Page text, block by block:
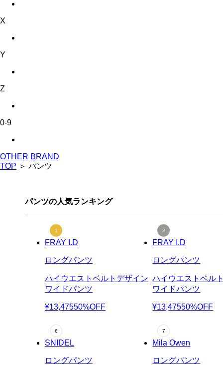
X
Y
Z
0-9
OTHER BRAND
TOP ＞ パンツ
パンツの人気ランキング
FRAY I.D
ロングパンツ
ハイウエストベルトデザイン
ワイドパンツ
¥13,47550%OFF
FRAY I.D
ロングパンツ
ハイウエストベル
ワイドパンツ
¥13,47550%OFF
SNIDEL
ロングパンツ
Mila Owen
ロングパンツ